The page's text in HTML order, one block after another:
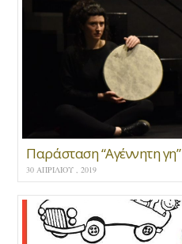
Παράσταση “Αγέννητη γη”
30 ΑΠΡΙΛΊΟΥ , 2019